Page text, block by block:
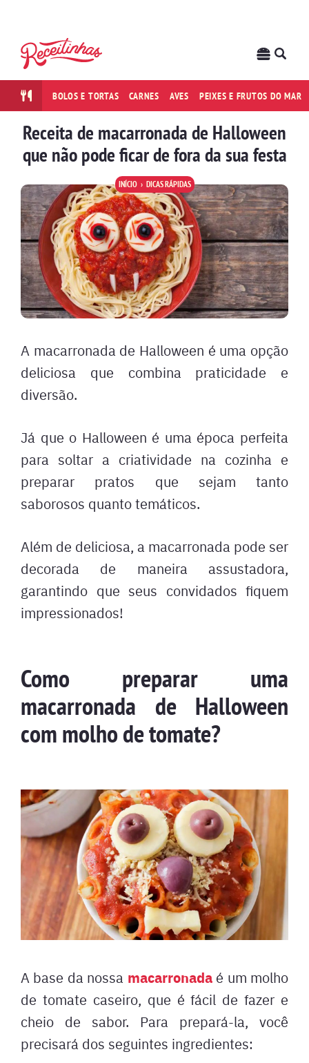
BOLOS E TORTAS CARNES AVES PEIXES E FRUTOS DO MAR
Receita de macarronada de Halloween
que não pode ficar de fora da sua festa
INÍCIO DICAS RÁPIDAS
A macarronada de Halloween é uma opção
deliciosa que combina praticidade e
diversão.
Já que o Halloween é uma época perfeita
para soltar a criatividade na cozinha e
preparar pratos que sejam tanto
saborosos quanto temáticos.
Além de deliciosa, a macarronada pode ser
decorada de maneira assustadora,
garantindo que seus convidados fiquem
impressionados!
Como preparar uma
macarronada de Halloween
com molho de tomate?
A base da nossa macarronadaé um molho
de tomate caseiro, que é fácil de fazer e
cheio de sabor. Para prepará-la, você
precisará dos seguintes ingredientes: